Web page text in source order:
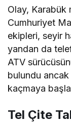
Olay, Karabük
Cumhuriyet
ekipleri, seyir
yandan da
ATV
bulundu ancak
kaçmaya
Tel Çite